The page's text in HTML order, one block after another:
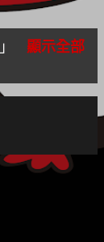
更多…
」
顯示全部